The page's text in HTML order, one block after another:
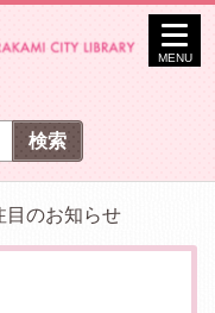
MENU
目のお知らせ